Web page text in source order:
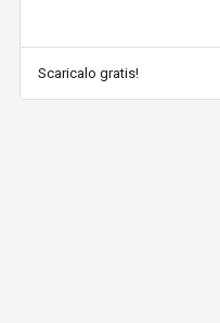
Scaricalo gratis!